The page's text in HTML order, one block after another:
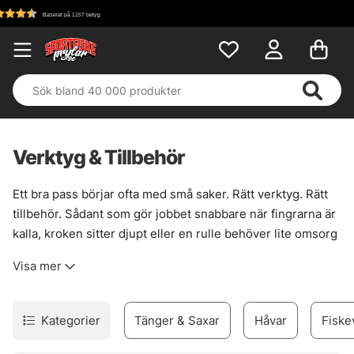
Verktyg & Tillbehör
Ett bra pass börjar ofta med små saker. Rätt verktyg. Rätt
tillbehör. Sådant som gör jobbet snabbare när fingrarna är
kalla, kroken sitter djupt eller en rulle behöver lite omsorg
Här finns prylarna som håller ordning på vardagen kring
hantering av både fisk och utrustning. Det handlar inte om
krusiduller, utan om sånt som sparar tid, minskar strul och
Visa mer
Kategorier Tänger & Saxar Håvar